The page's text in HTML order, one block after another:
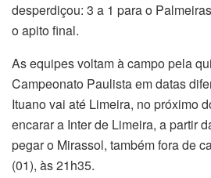
desperdiçou: 3 a 1 para o
o apito final.
As equipes voltam à campo pela
Campeonato Paulista em datas
Ituano vai até Limeira, no próximo
encarar a Inter de Limeira, a partir
pegar o Mirassol, também fora de
(01), às 21h35.